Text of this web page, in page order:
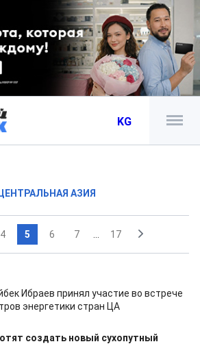
KG
ЦЕНТРАЛЬНАЯ АЗИЯ
4 5 6 7 17
Ибраев принял участие во встрече
энергетики стран ЦА
создать новый сухопутный